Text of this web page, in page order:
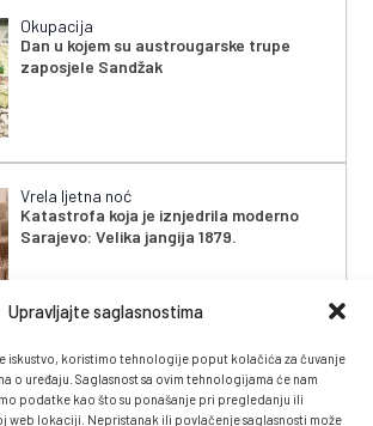
Upravljajte saglasnostima
iskustvo, koristimo tehnologije poput kolačića za čuvanje
o uređaju. Saglasnost sa ovim tehnologijama će nam
podatke kao što su ponašanje pri pregledanju ili
web lokaciji. Nepristanak ili povlačenje saglasnosti može
Okupacija
Dan u kojem su austrougarske trupe
zaposjele Sandžak
Vrela ljetna noć
Katastrofa koja je iznjedrila moderno
Sarajevo: Velika jangija 1879.